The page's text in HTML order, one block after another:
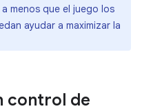
menos que el juego los
ayudar a maximizar la
control de